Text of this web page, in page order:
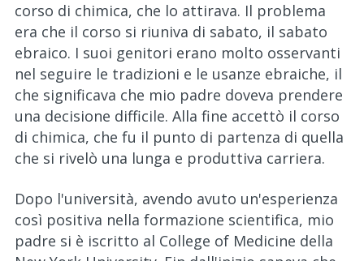
corso di chimica, che lo attirava. Il problema
era che il corso si riuniva di sabato, il sabato
ebraico. I suoi genitori erano molto osservanti
nel seguire le tradizioni e le usanze ebraiche, il
che significava che mio padre doveva prendere
una decisione difficile. Alla fine accettò il corso
di chimica, che fu il punto di partenza di quella
che si rivelò una lunga e produttiva carriera.
Dopo l'università, avendo avuto un'esperienza
così positiva nella formazione scientifica, mio
padre si è iscritto al College of Medicine della